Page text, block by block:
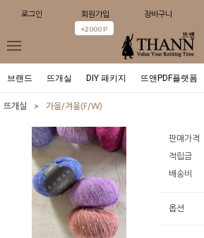
로그인 회원가입
+2000 P
장바구니
브랜드 뜨개실 DIY 패키지 뜨앤PDF플랫폼
뜨개실 > 가을/겨울(F/W)
판매가격
적립금
배송비
옵션